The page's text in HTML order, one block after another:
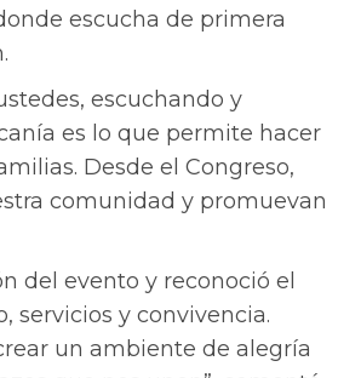
escucha de primera
escuchando y
es lo que permite hacer
Desde el Congreso,
comunidad y promuevan
del evento y reconoció el
servicios y convivencia.
un ambiente de alegría